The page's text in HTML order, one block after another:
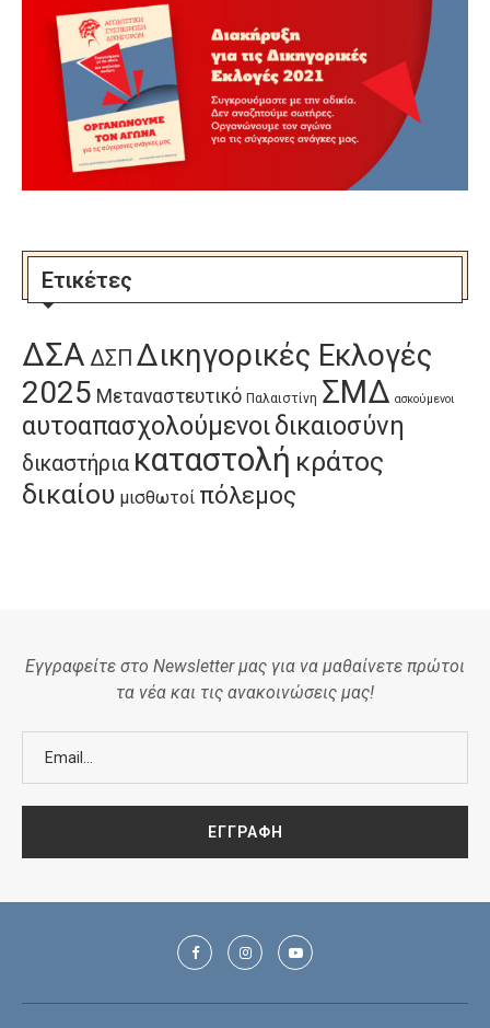
Ετικέτες
ΔΣΑ ΔΣΠ Δικηγορικές Εκλογές
2025 Μεταναστευτικό Παλαιστίνη ΣΜΔ ασκούμενοι
αυτοαπασχολούμενοιδικαιοσύνη
δικαστήρια καταστολή κράτος
δικαίου μισθωτοί πόλεμος
Εγγραφείτε στο Newsletter μας για να μαθαίνετε πρώτοι
τα νέα και τις ανακοινώσεις μας!